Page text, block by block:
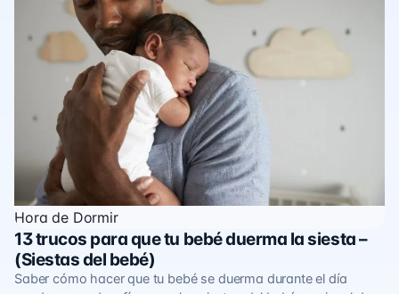
Hora de Dormir
13 trucos para que tu bebé duerma la siesta –
(Siestas del bebé)
Saber cómo hacer que tu bebé se duerma durante el día